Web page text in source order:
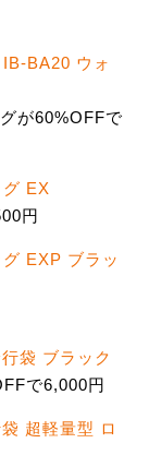
BA20 ウォ
が60%OFFで
EX
円
EXP ブラッ
袋 ブラック
で6,000円
超軽量型 ロ